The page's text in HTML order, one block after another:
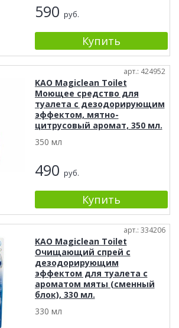
590 руб.
арт.: 424952
KAO Magiclean Toilet
Моющее средство для
туалета с дезодорирующим
эффектом, мятно-
цитрусовый аромат, 350 мл.
350 мл
490 руб.
арт.: 334206
KAO Magiclean Toilet
Очищающий спрей с
дезодорирующим
эффектом для туалета с
ароматом мяты (сменный
блок), 330 мл.
330 мл